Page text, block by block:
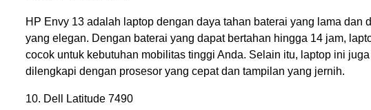
HP Envy 13 adalah laptop dengan daya tahan baterai yang lama dan
yang elegan. Dengan baterai yang dapat bertahan hingga 14 jam,
cocok untuk kebutuhan mobilitas tinggi Anda. Selain itu, laptop ini juga
dilengkapi dengan prosesor yang cepat dan tampilan yang jernih.
10. Dell Latitude 7490